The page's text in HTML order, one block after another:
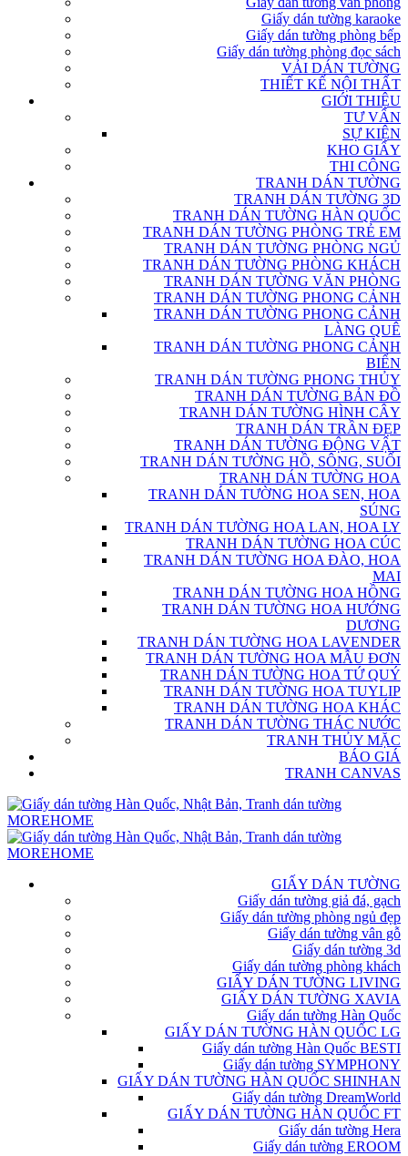
Giấy dán tường karaoke
Giấy dán tường phòng bếp
Giấy dán tường phòng đọc sách
VẢI DÁN TƯỜNG
THIẾT KẾ NỘI THẤT
GIỚI THIỆU
TƯ VẤN
SỰ KIỆN
KHO GIẤY
THI CÔNG
TRANH DÁN TƯỜNG
TRANH DÁN TƯỜNG 3D
TRANH DÁN TƯỜNG HÀN QUỐC
TRANH DÁN TƯỜNG PHÒNG TRẺ EM
TRANH DÁN TƯỜNG PHÒNG NGỦ
TRANH DÁN TƯỜNG PHÒNG KHÁCH
TRANH DÁN TƯỜNG VĂN PHÒNG
TRANH DÁN TƯỜNG PHONG CẢNH
TRANH DÁN TƯỜNG PHONG CẢNH
LÀNG QUÊ
TRANH DÁN TƯỜNG PHONG CẢNH
BIỂN
TRANH DÁN TƯỜNG PHONG THỦY
TRANH DÁN TƯỜNG BẢN ĐỒ
TRANH DÁN TƯỜNG HÌNH CÂY
TRANH DÁN TRẦN ĐẸP
TRANH DÁN TƯỜNG ĐỘNG VẬT
TRANH DÁN TƯỜNG HỒ, SÔNG, SUỐI
TRANH DÁN TƯỜNG HOA
TRANH DÁN TƯỜNG HOA SEN, HOA
SÚNG
TRANH DÁN TƯỜNG HOA LAN, HOA LY
TRANH DÁN TƯỜNG HOA CÚC
TRANH DÁN TƯỜNG HOA ĐÀO, HOA
MAI
TRANH DÁN TƯỜNG HOA HỒNG
TRANH DÁN TƯỜNG HOA HƯỚNG
DƯƠNG
TRANH DÁN TƯỜNG HOA LAVENDER
TRANH DÁN TƯỜNG HOA MẪU ĐƠN
TRANH DÁN TƯỜNG HOA TỨ QUÝ
TRANH DÁN TƯỜNG HOA TUYLIP
TRANH DÁN TƯỜNG HOA KHÁC
TRANH DÁN TƯỜNG THÁC NƯỚC
TRANH THỦY MẶC
BÁO GIÁ
TRANH CANVAS
GIẤY DÁN TƯỜNG
Giấy dán tường giả đá, gạch
Giấy dán tường phòng ngủ đẹp
Giấy dán tường vân gỗ
Giấy dán tường 3d
Giấy dán tường phòng khách
GIẤY DÁN TƯỜNG LIVING
GIẤY DÁN TƯỜNG XAVIA
Giấy dán tường Hàn Quốc
GIẤY DÁN TƯỜNG HÀN QUỐC LG
Giấy dán tường Hàn Quốc BESTI
Giấy dán tường SYMPHONY
GIẤY DÁN TƯỜNG HÀN QUỐC SHINHAN
Giấy dán tường DreamWorld
GIẤY DÁN TƯỜNG HÀN QUỐC FT
Giấy dán tường Hera
Giấy dán tường EROOM